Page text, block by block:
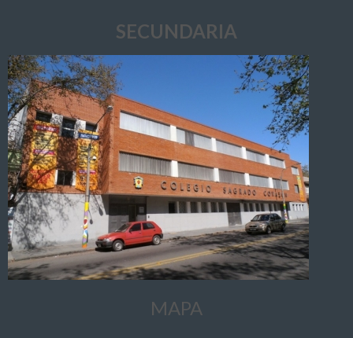
SECUNDARIA
MAPA